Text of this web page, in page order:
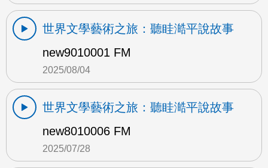
世界文學藝術之旅：聽眭澔平說故事
new9010001 FM
2025/08/04
世界文學藝術之旅：聽眭澔平說故事
new8010006 FM
2025/07/28